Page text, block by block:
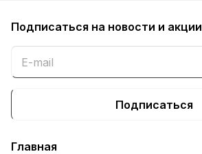
Подписаться на новости и акции
Подписаться
Главная